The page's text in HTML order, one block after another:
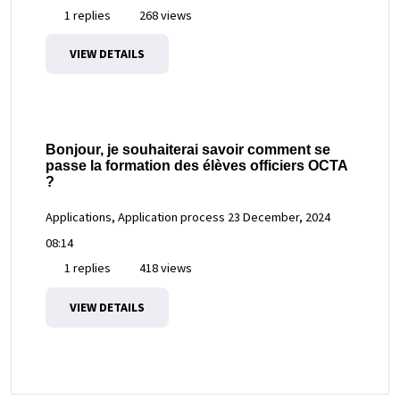
1 replies
268 views
VIEW DETAILS
Bonjour, je souhaiterai savoir comment se
passe la formation des élèves officiers OCTA
?
Applications, Application process 23 December, 2024
08:14
1 replies
418 views
VIEW DETAILS